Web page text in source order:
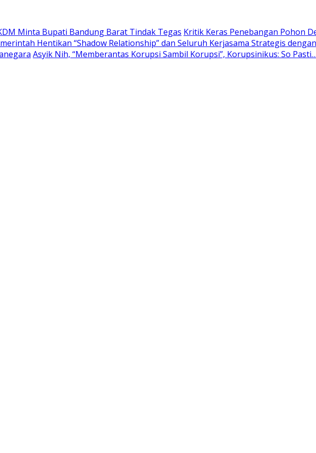
Minta Bupati Bandung Barat Tindak Tegas Kritik Keras Penebangan Pohon
Hentikan “Shadow Relationship” dan Seluruh Kerjasama Strategis
Asyik Nih, “Memberantas Korupsi Sambil Korupsi”, Korupsinikus: So Pasti…